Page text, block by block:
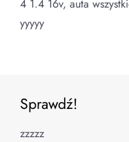
4 1.4 16v, auta
yyyyy
Sprawdź!
zzzzz